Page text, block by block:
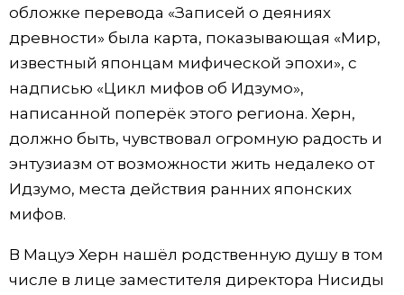
обложке перевода «Записей о деяниях
древности» была карта, показывающая «Мир,
известный японцам мифической эпохи», с
надписью «Цикл мифов об Идзумо»,
написанной поперёк этого региона. Херн,
должно быть, чувствовал огромную радость и
энтузиазм от возможности жить недалеко от
Идзумо, места действия ранних японских
мифов.
В Мацуэ Херн нашёл родственную душу в том
числе в лице заместителя директора Нисиды